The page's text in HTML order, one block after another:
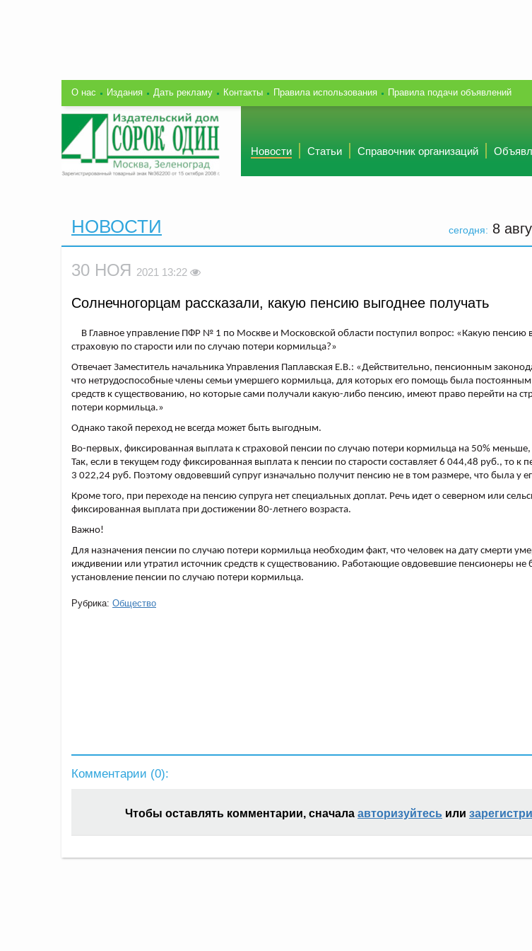
О нас Издания Дать рекламу Контакты Правила использования Правила подачи объявлений
Новости Статьи Справочник организаций
сегодня: 8
НОВОСТИ
30 НОЯ 2021 13:22
Солнечногорцам рассказали, какую пенсию выгоднее получать
В Главное управление ПФР № 1 по Москве и Московской области поступил вопрос: «Какую пенсию
страховую по старости или по случаю потери кормильца?»
Отвечает Заместитель начальника Управления Паплавская Е.В.: «Действительно, пенсионным
что нетрудоспособные члены семьи умершего кормильца, для которых его помощь была
средств к существованию, но которые сами получали какую-либо пенсию, имеют право перейти на
потери кормильца.»
Однако такой переход не всегда может быть выгодным.
Во-первых, фиксированная выплата к страховой пенсии по случаю потери кормильца на 50% меньше,
Так, если в текущем году фиксированная выплата к пенсии по старости составляет 6 044,48 руб., то к
3 022,24 руб. Поэтому овдовевший супруг изначально получит пенсию не в том размере, что была у
Кроме того, при переходе на пенсию супруга нет специальных доплат. Речь идет о северном или
фиксированная выплата при достижении 80-летнего возраста.
Важно!
Для назначения пенсии по случаю потери кормильца необходим факт, что человек на дату смерти
иждивении или утратил источник средств к существованию. Работающие овдовевшие пенсионеры не
установление пенсии по случаю потери кормильца.
Рубрика: Общество
Комментарии (0):
Чтобы оставлять комментарии, сначала авторизуйтесь или